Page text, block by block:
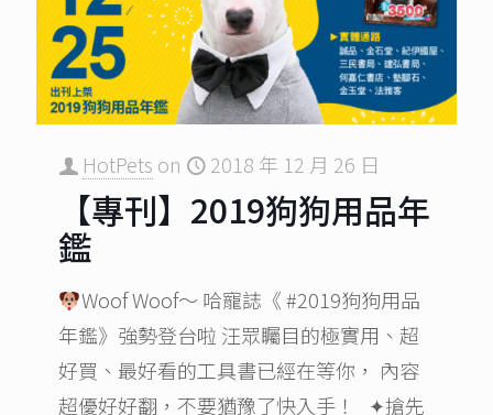
HotPets on 2018 年 12 月 26 日
【專刊】2019狗狗用品年
鑑
Woof Woof～ 哈寵誌《 #2019狗狗用品
年鑑》強勢登台啦 汪眾矚目的極實用、超
好買、最好看的工具書已經在等你， 內容
超優好好翻，不要猶豫了快入手！ ✦搶先